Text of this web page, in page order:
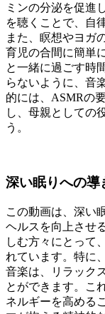
ミンの分泌を促進
を聴くことで、自
また、瞑想やヨガ
育児の合間に簡単
と一緒に過ごす時
らないように、音
的には、ASMRの
し、母親としての
う。
深い眠りへの導
この動画は、深い
ヘルスを向上させ
しむ方々にとって
れています。特に
音楽は、リラック
とができます。こ
ネルギーを高める